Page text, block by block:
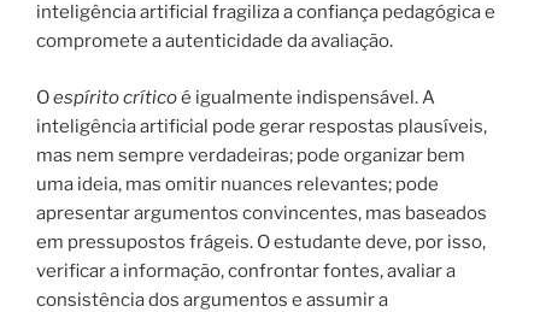
inteligência artificial fragiliza a confiança pedagógica e
compromete a autenticidade da avaliação.
Oespírito críticoé igualmente indispensável. A
inteligência artificial pode gerar respostas plausíveis,
mas nem sempre verdadeiras; pode organizar bem
uma ideia, mas omitir nuances relevantes; pode
apresentar argumentos convincentes, mas baseados
em pressupostos frágeis. O estudante deve, por isso,
verificar a informação, confrontar fontes, avaliar a
consistência dos argumentos e assumir a